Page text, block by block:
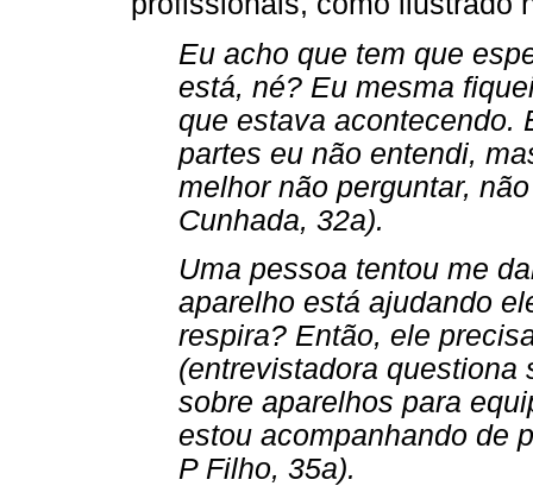
Eu acho que tem que
está, né? Eu mesma
que estava acontecendo.
partes eu não entendi,
melhor não perguntar,
Cunhada, 32a).
Uma pessoa tentou me
aparelho está ajudando
respira? Então, ele
(entrevistadora questiona
sobre aparelhos para
estou acompanhando de
P Filho, 35a).